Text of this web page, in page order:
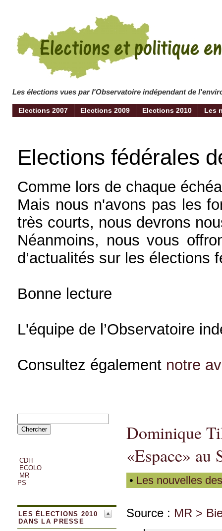
Les élections vues par l'Observatoire indépendant de
Elections 2007 Elections 2009 Elections 2010 Les
Elections fédérales
Comme lors de chaque
Mais nous n'avons pas les
très courts, nous devrons
Néanmoins, nous vous
d’actualités sur les élections
Bonne lecture
L'équipe de l’Observatoire
Consultez également notre
CDH
ECOLO
MR
PS
LES ÉLECTIONS 2010
DANS LA PRESSE
Dominique
«Espace» au
• Les nouvelles
Source : MR >